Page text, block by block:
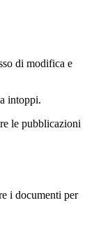
di modifica e
intoppi.
le pubblicazioni
i documenti per